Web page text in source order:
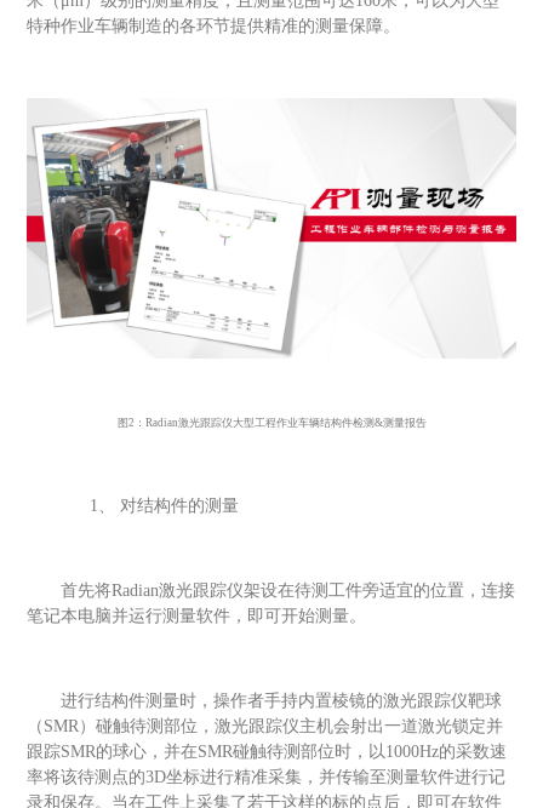
特种作业车辆制造的各环节提供精准的测量保障。
图2： Radian激光跟踪仪大型工程作业车辆结构件检测 &测量报告
1、对结构件的测量
首先将Radian激光跟踪仪架设在待测工件旁适宜的位置，连接
笔记本电脑并运行测量软件，即可开始测量。
进行结构件测量时，操作者手持内置棱镜的激光跟踪仪靶球
（ SMR）碰触待测部位，激光跟踪仪主机会射出一道激光锁定并
跟踪SMR的球心，并在SMR碰触待测部位时，以1000Hz的采数速
率将该待测点的3D坐标进行精准采集，并传输至测量软件进行记
录和保存。当在工件上采集了若干这样的标的点后，即可在软件